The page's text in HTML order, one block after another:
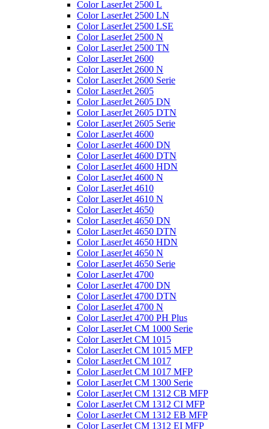
Color LaserJet 2500 L
Color LaserJet 2500 LN
Color LaserJet 2500 LSE
Color LaserJet 2500 N
Color LaserJet 2500 TN
Color LaserJet 2600
Color LaserJet 2600 N
Color LaserJet 2600 Serie
Color LaserJet 2605
Color LaserJet 2605 DN
Color LaserJet 2605 DTN
Color LaserJet 2605 Serie
Color LaserJet 4600
Color LaserJet 4600 DN
Color LaserJet 4600 DTN
Color LaserJet 4600 HDN
Color LaserJet 4600 N
Color LaserJet 4610
Color LaserJet 4610 N
Color LaserJet 4650
Color LaserJet 4650 DN
Color LaserJet 4650 DTN
Color LaserJet 4650 HDN
Color LaserJet 4650 N
Color LaserJet 4650 Serie
Color LaserJet 4700
Color LaserJet 4700 DN
Color LaserJet 4700 DTN
Color LaserJet 4700 N
Color LaserJet 4700 PH Plus
Color LaserJet CM 1000 Serie
Color LaserJet CM 1015
Color LaserJet CM 1015 MFP
Color LaserJet CM 1017
Color LaserJet CM 1017 MFP
Color LaserJet CM 1300 Serie
Color LaserJet CM 1312 CB MFP
Color LaserJet CM 1312 CI MFP
Color LaserJet CM 1312 EB MFP
Color LaserJet CM 1312 EI MFP